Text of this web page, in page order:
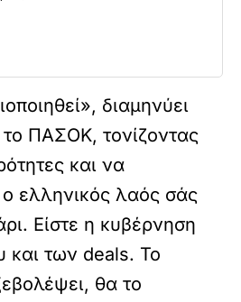
διαμηνύει
ΠΑΣΟΚ, τονίζοντας
και να
ο ελληνικός λαός σάς
Είστε η κυβέρνηση
και των deals. Το
θα το